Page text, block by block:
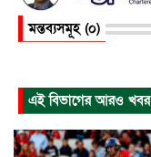
মন্তব্যসমূহ (০)
এই বিভাগের আরও খবর